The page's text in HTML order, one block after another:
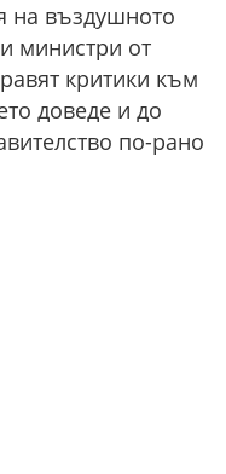
на въздушното
министри от
критики към
доведе и до
по-рано